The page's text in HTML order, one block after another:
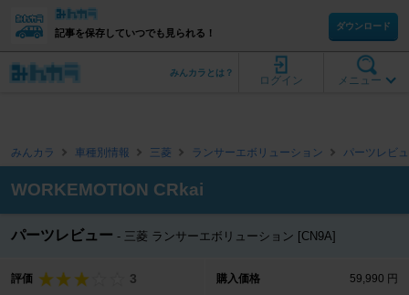
記事を保存していつでも見られる！
ダウンロード
メニュー
ログイン
みんカラとは？
みんカラ 車種別情報 三菱 ランサーエボリューション パーツレビ
WORKEMOTION CRkai
パーツレビュー 三菱 ランサーエボリューション [CN9A]
評価 3 購入価格 59,990 円